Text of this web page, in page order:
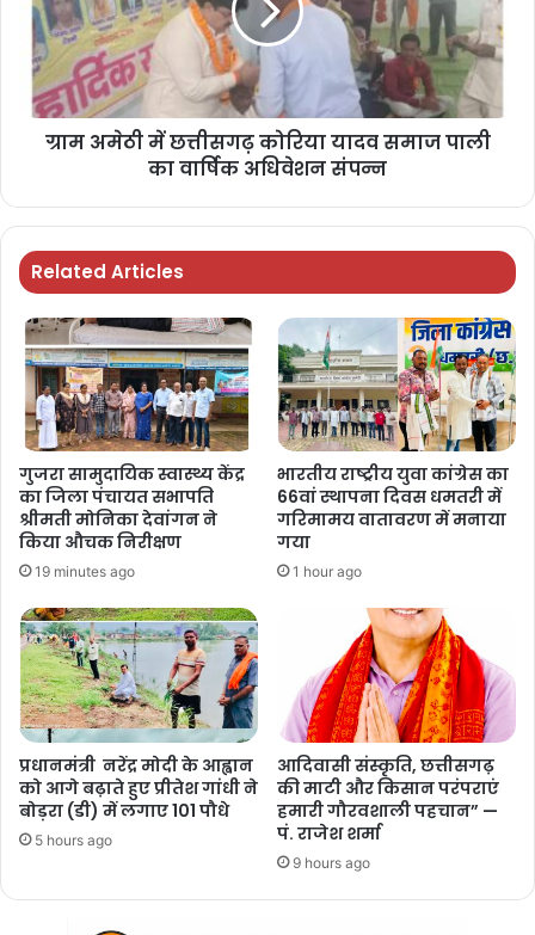
ग्राम अमेठी में छत्तीसगढ़ कोरिया यादव समाज पाली
का वार्षिक अधिवेशन संपन्न
Related Articles
गुजरा सामुदायिक स्वास्थ्य केंद्र
का जिला पंचायत सभापति
श्रीमती मोनिका देवांगन ने
किया औचक निरीक्षण
19 minutes ago
भारतीय राष्ट्रीय युवा कांग्रेस का
66वां स्थापना दिवस धमतरी में
गरिमामय वातावरण में मनाया
गया
1 hour ago
प्रधानमंत्री नरेंद्र मोदी के आह्वान
को आगे बढ़ाते हुए प्रीतेश गांधी ने
बोड़रा (डी) में लगाए 101 पौधे
5 hours ago
आदिवासी संस्कृति, छत्तीसगढ़
की माटी और किसान परंपराएं
हमारी गौरवशाली पहचान” —
पं. राजेश शर्मा
9 hours ago